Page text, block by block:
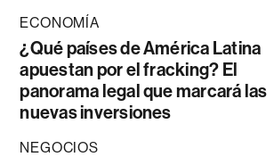
ECONOMÍA
¿Qué países de América Latina
apuestan por el fracking? El
panorama legal que marcará las
nuevas inversiones
NEGOCIOS